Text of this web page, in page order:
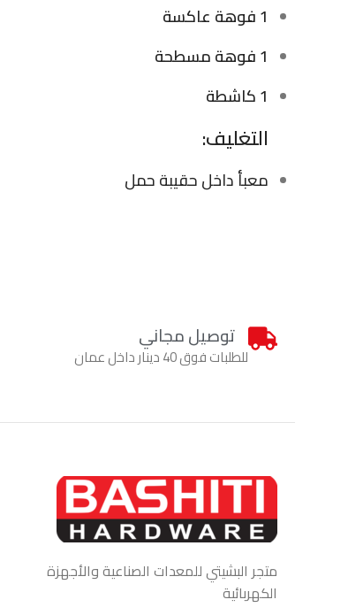
1 فوهة عاكسة
1 فوهة مسطحة
1 كاشطة
التغليف:
معبأ داخل حقيبة حمل
توصيل مجاني
للطلبات فوق 40 دينار داخل عمان
متجر البشيتي للمعدات الصناعية والأجهزة
الكهربائية